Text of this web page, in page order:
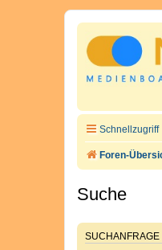
Schnellzugriff
Foren-
Suche
SUCHANFRAGE